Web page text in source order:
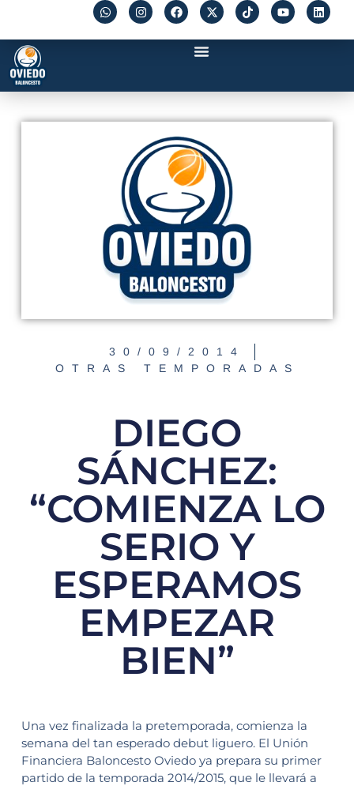
30/09/2014
OTRAS TEMPORADAS
DIEGO
SÁNCHEZ:
“COMIENZA LO
SERIO Y
ESPERAMOS
EMPEZAR
BIEN”
Una vez finalizada la pretemporada, comienza la
semana del tan esperado debut liguero. El Unión
Financiera Baloncesto Oviedo ya prepara su primer
partido de la temporada 2014/2015, que le llevará a